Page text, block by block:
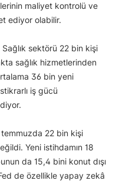
maliyet kontrolü ve
ediyor olabilir.
sektörü 22 bin kişi
sağlık hizmetlerinden
36 bin yeni
iş gücü
22 bin kişi
Yeni istihdamın 18
da 15,4 bini konut dışı
de özellikle yapay zekâ